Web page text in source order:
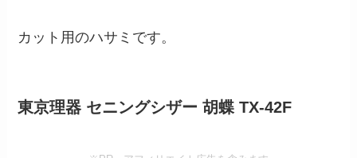
カット用のハサミです。
東京理器 セニングシザー 胡蝶 TX-42F